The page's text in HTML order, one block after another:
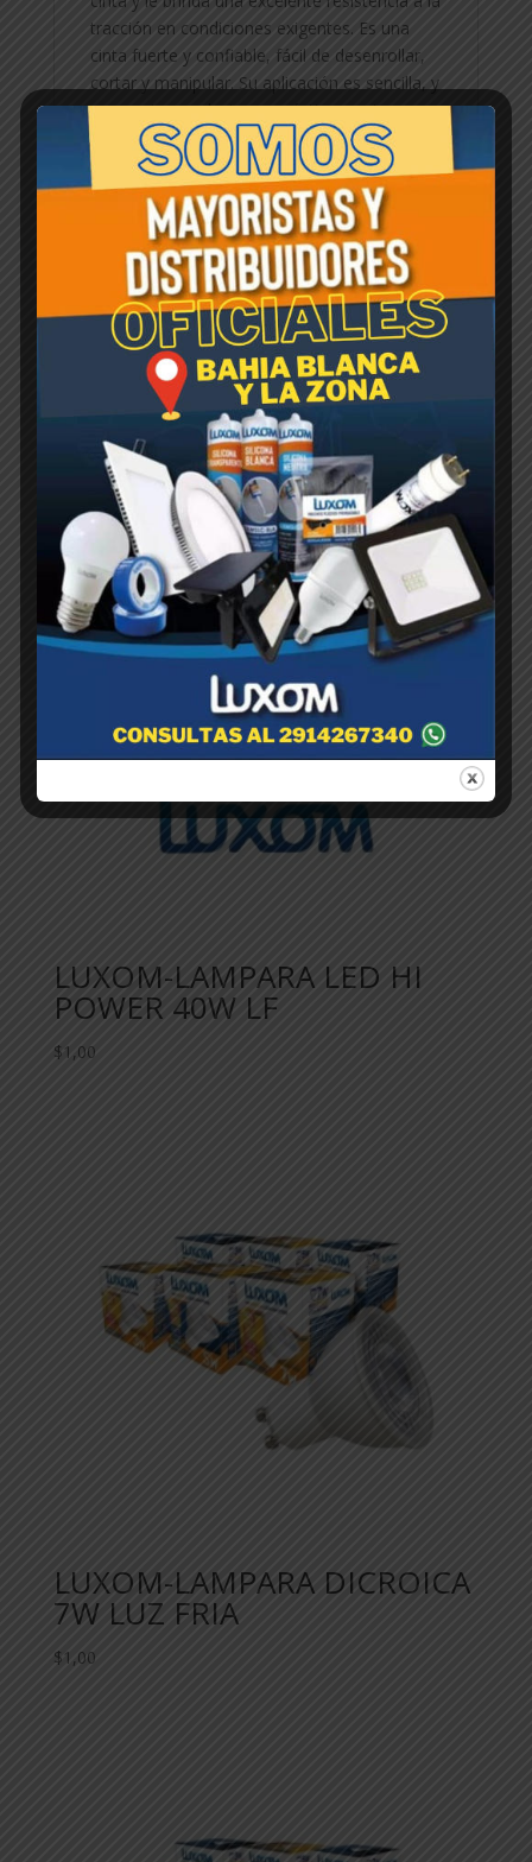
tracción en condiciones exigentes. Es una
cinta fuerte y confiable, fácil de desenrollar,
cortar y manipular. Su aplicación es sencilla, y
proporciona soluciones prácticas en tareas
de reparación, mantenimiento y montaje. Es
ampliamente utilizada en sectores eléctricos,
industriales, marítimos, militares,
automotrices y de la construcción,
convirtiéndose en un elemento esencial en
cualquier caja de herramientas.Resistencia a
la tracción: >25, adhesion al acero >6.5,
elongación >10, tack <2, espesor 0.21+/-
0.01. La caja madre contiene 48 unidades
Productos relacionados
LUXOM-LAMPARA LED HI
POWER 40W LF
$ 1,00
LUXOM-LAMPARA DICROICA
7W LUZ FRIA
$ 1,00